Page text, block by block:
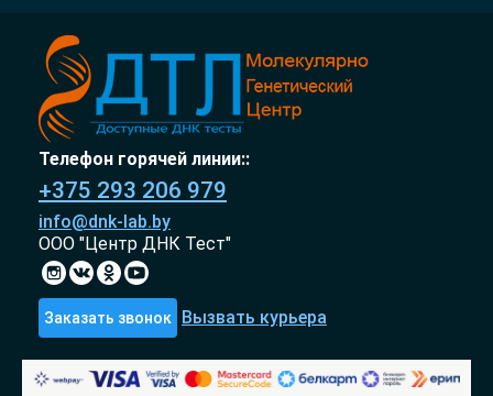
Телефон горячей линии::
+375 293 206 979
info@dnk-lab.by
ООО "Центр ДНК Тест"
Заказать звонок Вызвать курьера